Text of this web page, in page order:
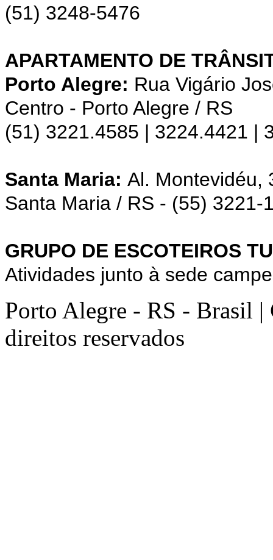
(51) 3248-5476
APARTAMENTO DE
Porto Alegre: Rua Vigário
Centro - Porto Alegre / RS
(51) 3221.4585 | 3224.4421 |
Santa Maria: Al. Montevidéu,
Santa Maria / RS - (55) 3221-
GRUPO DE ESCOTEIROS
Atividades junto à sede
Porto Alegre - RS - Brasil
direitos reservados